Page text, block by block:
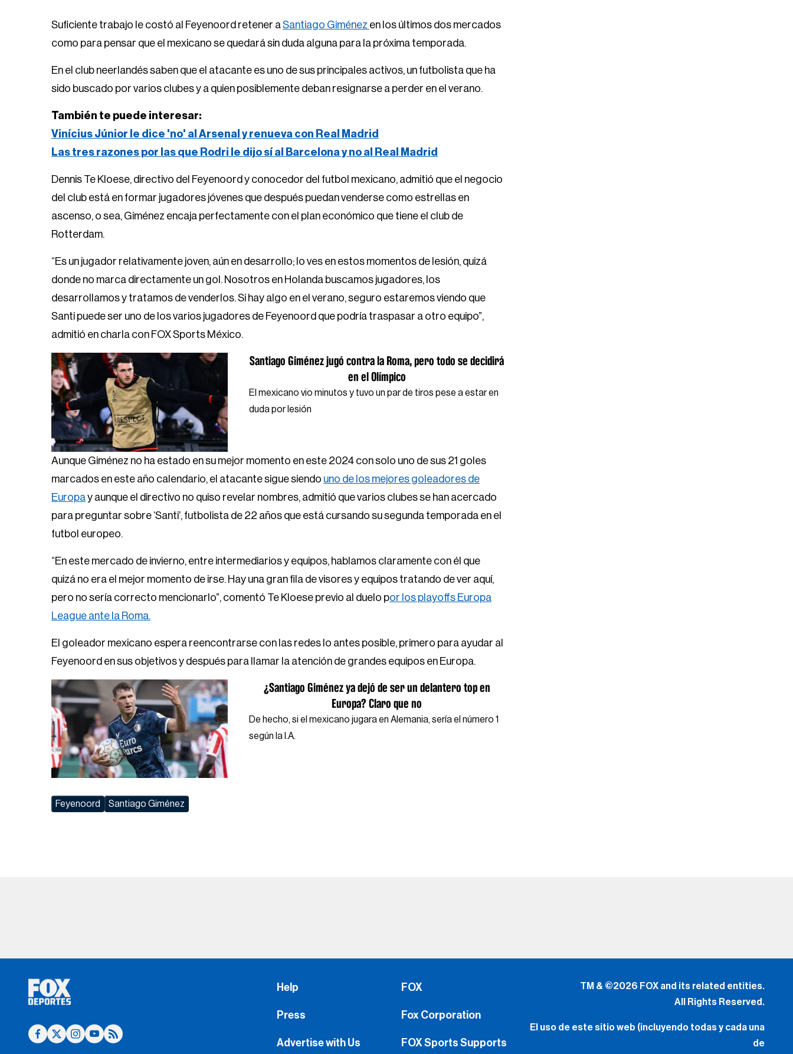
Suficiente trabajo le costó al Feyenoord retener aSantiago Giménez en los últimos dos mercados
como para pensar que el mexicano se quedará sin duda alguna para la próxima temporada.
En el club neerlandés saben que el atacante es uno de sus principales activos, un futbolista que ha
sido buscado por varios clubes y a quien posiblemente deban resignarse a perder en el verano.
También te puede interesar:
Vinícius Júnior le dice 'no' al Arsenal y renueva con Real Madrid
Las tres razones por las que Rodri le dijo sí al Barcelona y no al Real Madrid
Dennis Te Kloese, directivo del Feyenoord y conocedor del futbol mexicano, admitió que el negocio
del club está en formar jugadores jóvenes que después puedan venderse como estrellas en
ascenso, o sea, Giménez encaja perfectamente con el plan económico que tiene el club de
Rotterdam.
“Es un jugador relativamente joven, aún en desarrollo; lo ves en estos momentos de lesión, quizá
donde no marca directamente un gol. Nosotros en Holanda buscamos jugadores, los
desarrollamos y tratamos de venderlos. Si hay algo en el verano, seguro estaremos viendo que
Santi puede ser uno de los varios jugadores de Feyenoord que podría traspasar a otro equipo”,
admitió en charla con FOX Sports México.
Santiago Giménez jugó contra la Roma, pero todo se decidirá
en el Olímpico
El mexicano vio minutos y tuvo un par de tiros pese a estar en
duda por lesión
Aunque Giménez no ha estado en su mejor momento en este 2024 con solo uno de sus 21 goles
marcados en este año calendario, el atacante sigue siendo uno de los mejores goleadores de
Europay aunque el directivo no quiso revelar nombres, admitió que varios clubes se han acercado
para preguntar sobre ‘Santi’, futbolista de 22 años que está cursando su segunda temporada en el
futbol europeo.
“En este mercado de invierno, entre intermediarios y equipos, hablamos claramente con él que
quizá no era el mejor momento de irse. Hay una gran fila de visores y equipos tratando de ver aquí,
pero no sería correcto mencionarlo”, comentó Te Kloese previo al duelo por los playoffs Europa
League ante la Roma.
El goleador mexicano espera reencontrarse con las redes lo antes posible, primero para ayudar al
Feyenoord en sus objetivos y después para llamar la atención de grandes equipos en Europa.
¿Santiago Giménez ya dejó de ser un delantero top en
Europa? Claro que no
De hecho, si el mexicano jugara en Alemania, sería el número 1
según la I.A.
Feyenoord Santiago Giménez
Help
Press
Advertise with Us
FOX
Fox Corporation
FOX Sports Supports
TM & ©2026 FOX and its related entities.
All Rights Reserved.
El uso de este sitio web (incluyendo todas y cada una
de